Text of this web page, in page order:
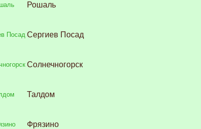
Рошаль
Сергиев Посад
Солнечногорск
Талдом
Фрязино